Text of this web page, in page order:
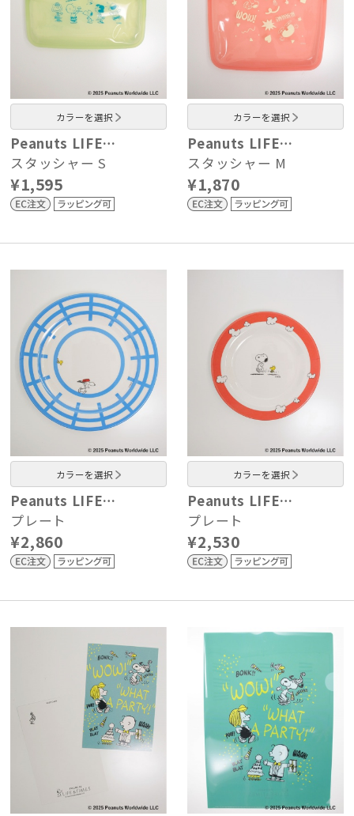
カラーを選択
Peanuts LIFE…
スタッシャー S
¥1,595
カラーを選択
Peanuts LIFE…
スタッシャー M
¥1,870
カラーを選択
Peanuts LIFE…
プレート
¥2,860
カラーを選択
Peanuts LIFE…
プレート
¥2,530